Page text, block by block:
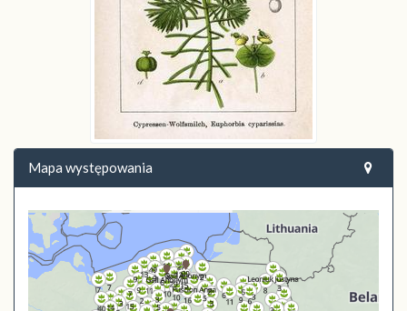
Mapa występowania